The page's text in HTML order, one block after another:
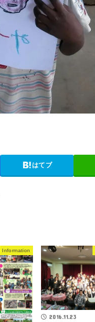
はてブ
Information
2016.11.23